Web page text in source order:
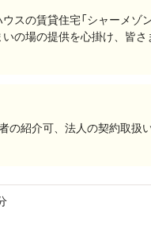
スの賃貸住宅「シャーメゾ
の場の提供を心掛け、皆さ
の紹介可、法人の契約取扱